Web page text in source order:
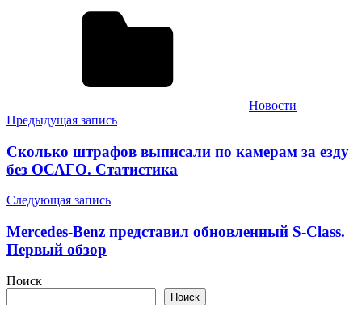
Новости
Навигация
по
записям
Предыдущая запись
Сколько штрафов выписали по камерам за езду
без ОСАГО. Статистика
Следующая запись
Mercedes-Benz представил обновленный S-Class.
Первый обзор
Поиск
Поиск